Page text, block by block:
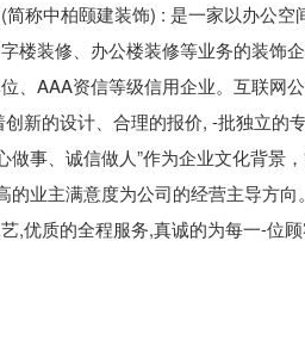
中柏颐建装饰) : 是一家以办公空
楼装修、办公楼装修等业务的装饰
、AAA资信等级信用企业。互联网公
的设计、合理的报价, -批独立的
做事、诚信做人”作为企业文化背景
的业主满意度为公司的经营主导方
,优质的全程服务,真诚的为每一-位顾